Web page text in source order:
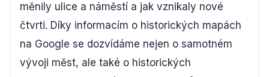
měnily ulice a náměstí a jak vznikaly nové
čtvrti. Díky informacím o historických mapách
na Google se dozvídáme nejen o samotném
vývoji měst, ale také o historických